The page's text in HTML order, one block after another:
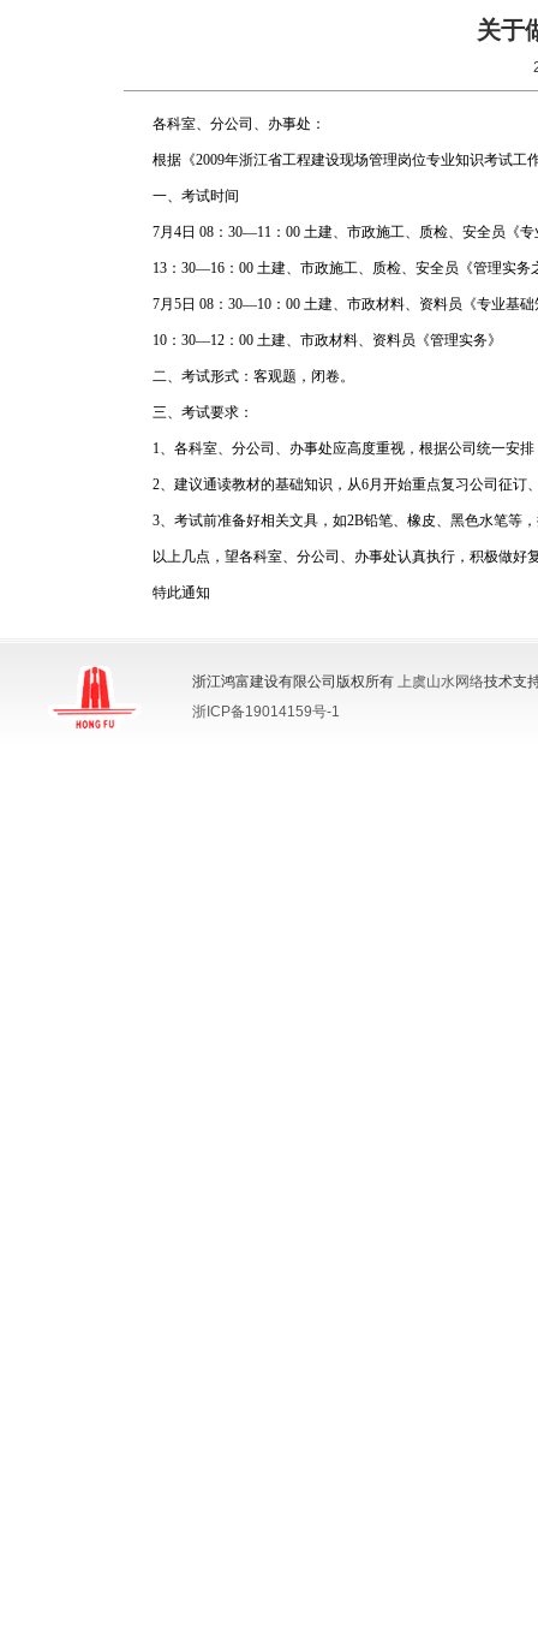
关于
各科室、分公司、办事处：
根据《2009年浙江省工程建设现场管理岗位专业知识考试
一、考试时间
7月4日 08：30—11：00 土建、市政施工、质检、安全员《
13：30—16：00 土建、市政施工、质检、安全员《管理实务
7月5日 08：30—10：00 土建、市政材料、资料员《专业基础
10：30—12：00 土建、市政材料、资料员《管理实务》
二、考试形式：客观题，闭卷。
三、考试要求：
1、各科室、分公司、办事处应高度重视，根据公司统一安
2、建议通读教材的基础知识，从6月开始重点复习公司征订
3、考试前准备好相关文具，如2B铅笔、橡皮、黑色水笔等
以上几点，望各科室、分公司、办事处认真执行，积极做好
特此通知
浙江鸿富建设有限公司版权所有 上虞山水网络技术支
浙ICP备19014159号-1